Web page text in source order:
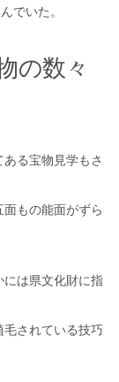
でいた。
の数々
る宝物見学もさ
もの能面がずら
は県文化財に指
されている技巧